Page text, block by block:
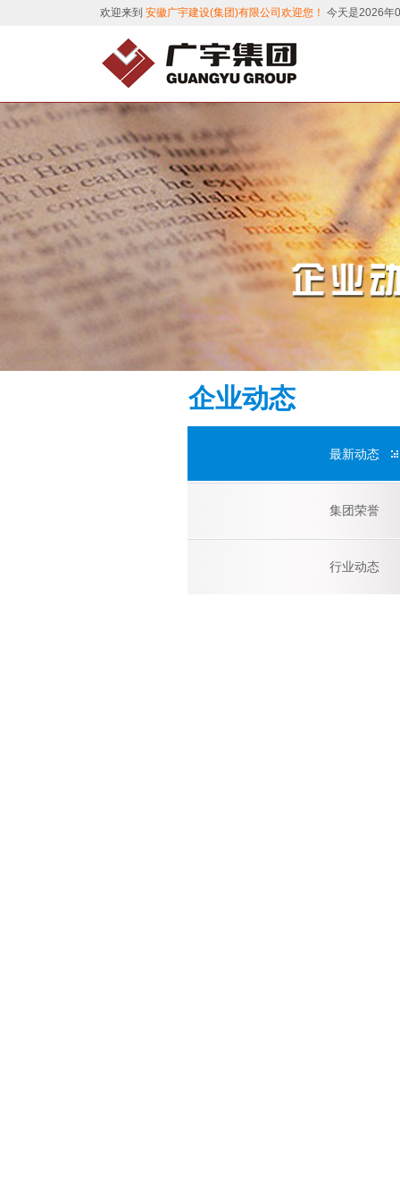
欢迎来到 安徽广宇建设(集团)有限公司欢迎您！ 今天是2026年
企业动态
最新动态
集团荣誉
行业动态